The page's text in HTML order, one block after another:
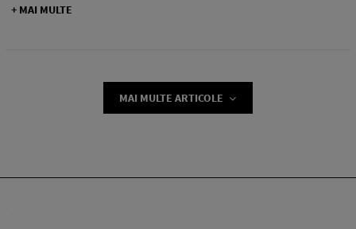
+ MAI MULTE
MAI MULTE ARTICOLE